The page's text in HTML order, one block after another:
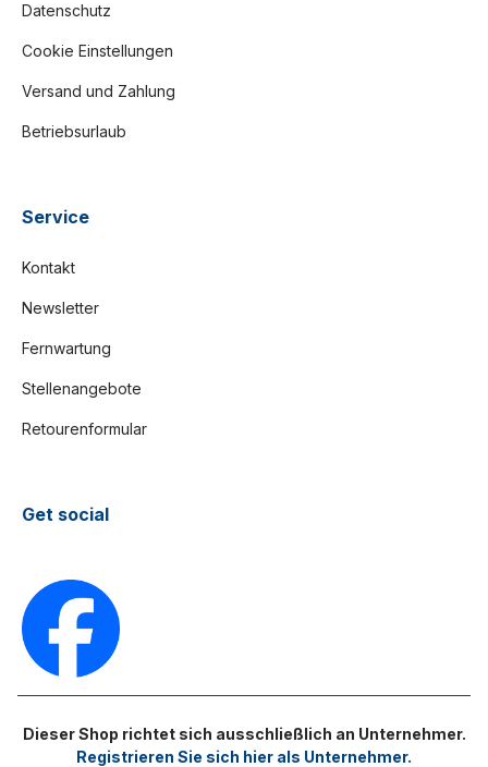
Datenschutz
Cookie Einstellungen
Versand und Zahlung
Betriebsurlaub
Service
Kontakt
Newsletter
Fernwartung
Stellenangebote
Retourenformular
Get social
Dieser Shop richtet sich ausschließlich an Unternehmer.
Registrieren Sie sich hier als Unternehmer.